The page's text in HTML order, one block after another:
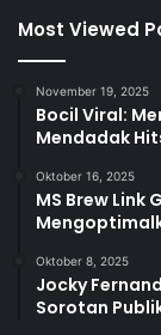
Most Viewed
November 19, 2025
Bocil Viral:
Mendadak
Oktober 16, 2025
MS Brew Link
Oktober 8, 2025
Jocky
Sorotan